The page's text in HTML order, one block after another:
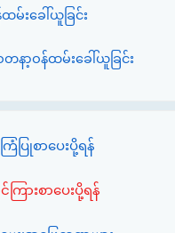
မ်းခေါ်ယူခြင်း
တနာ့ဝန်ထမ်းခေါ်ယူခြင်း
ြံပြုစာပေးပို့ရန်
ြားစာပေးပို့ရန်